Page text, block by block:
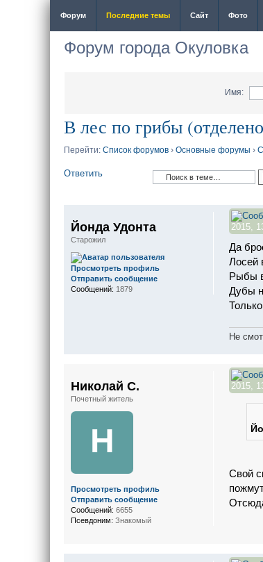
Форум Последние темы Сайт Фото
Форум города Окуловка
Имя:
В лес по грибы
Перейти: Список форумов › Основные форумы ›
Ответить
2015,
Да
Лосей
Рыбы
Дубы
Не
Йонда Удонта
Старожил
Просмотреть профиль
Отправить сообщение
Сообщений: 1879
2015,
Свой
Николай С.
Почетный житель
Н
Просмотреть профиль
Отправить сообщение
Сообщений: 6655
Псевдоним: Знакомый